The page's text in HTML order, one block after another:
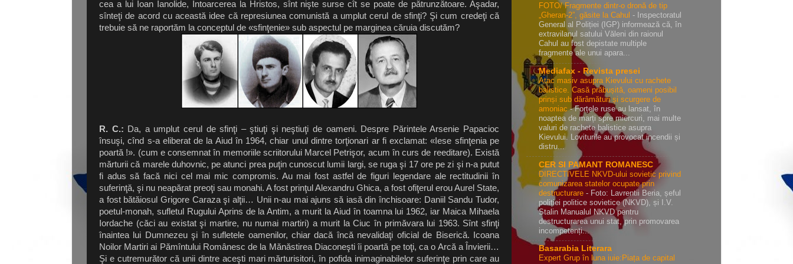
cea a lui Ioan Ianolide, Întoarcerea la Hristos, sînt nişte surse cît se poate de pătrunzătoare. Aşadar,
sînteţi de acord cu această idee că represiunea comunistă a umplut cerul de sfinţi? Şi cum credeţi că
trebuie să ne raportăm la conceptul de «sfinţenie» sub aspectul pe marginea căruia discutăm?
R. C.: Da, a umplut cerul de sfinţi – ştiuţi şi neştiuţi de oameni. Despre Părintele Arsenie Papacioc
însuşi, cînd s-a eliberat de la Aiud în 1964, chiar unul dintre torţionari ar fi exclamat: «Iese sfinţenia pe
poartă !». (cum e consemnat în memoriile scriitorului Marcel Petrişor, acum în curs de reeditare). Există
mărturii că marele duhovnic, pe atunci prea puţin cunoscut lumii largi, se ruga şi 17 ore pe zi şi n-a putut
fi adus să facă nici cel mai mic compromis. Au mai fost astfel de figuri legendare ale rectitudinii în
suferinţă, şi nu neapărat preoţi sau monahi. A fost prinţul Alexandru Ghica, a fost ofiţerul erou Aurel State,
a fost bătăiosul Grigore Caraza şi alţii… Unii n-au mai ajuns să iasă din închisoare: Daniil Sandu Tudor,
poetul-monah, sufletul Rugului Aprins de la Antim, a murit la Aiud în toamna lui 1962, iar Maica Mihaela
Iordache (căci au existat şi martire, nu numai martiri) a murit la Ciuc în primăvara lui 1963. Sînt sfinţi
înaintea lui Dumnezeu şi în sufletele oamenilor, chiar dacă încă nevalidaţi oficial de Biserică. Icoana
Noilor Martiri ai Pămîntului Românesc de la Mănăstirea Diaconeşti îi poartă pe toţi, ca o Arcă a Învierii…
Şi e cutremurător că unii dintre aceşti mari mărturisitori, în pofida inimaginabilelor suferinţe prin care au
FOTO/ Fragmente dintr-o dronă de tip
„Gheran-2”, găsite la Cahul - Inspectoratul
General al Poliției (IGP) informează că, în
extravilanul satului Văleni din raionul
Cahul au fost depistate multiple
fragmente ale unui apara...
Mediafax - Revista presei
Atac masiv asupra Kievului cu rachete
balistice. Casă prăbușită, oameni posibil
prinși sub dărâmături și scurgere de
amoniac-Forțele ruse au lansat, în
noaptea de marți spre miercuri, mai multe
valuri de rachete balistice asupra
Kievului. Loviturile au provocat incendii și
distru...
CER SI PAMANT ROMANESC
DIRECTIVELE NKVD-ului sovietic privind
comunizarea statelor ocupate prin
destructurare - Foto: Lavrentii Beria, șeful
poliției politice sovietice (NKVD), și I.V.
Stalin Manualul NKVD pentru
destructurarea unui stat, prin promovarea
incompetenți...
Basarabia Literara
Expert Grup în luna iuie:Piața de capital